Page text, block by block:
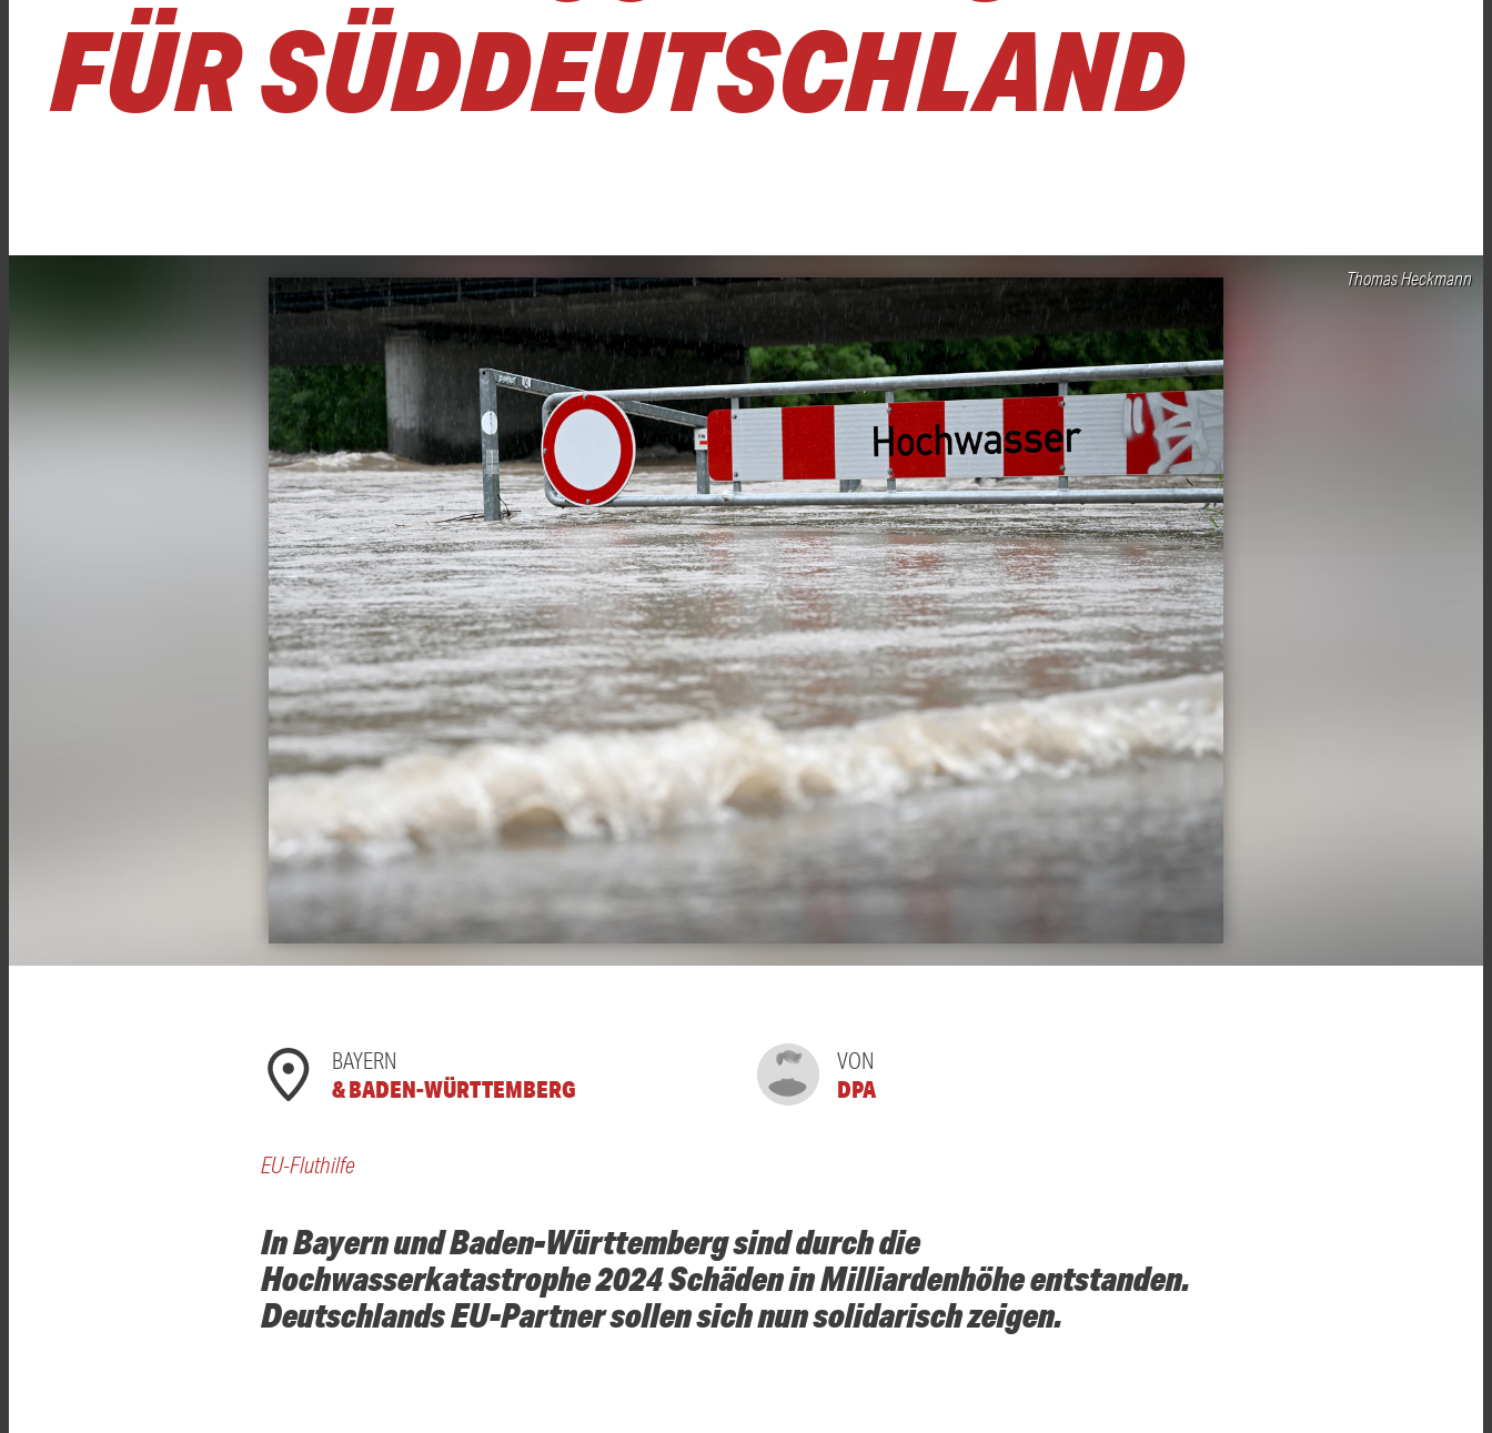
FÜR SÜDDEUTSCHLAND
Thomas Heckmann
BAYERN
& BADEN-WÜRTTEMBERG
VON
DPA
EU-Fluthilfe
In Bayern und Baden-Württemberg sind durch die
Hochwasserkatastrophe 2024 Schäden in Milliardenhöhe entstanden.
Deutschlands EU-Partner sollen sich nun solidarisch zeigen.